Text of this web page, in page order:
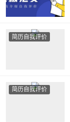
简历自我评价
简历自我评价